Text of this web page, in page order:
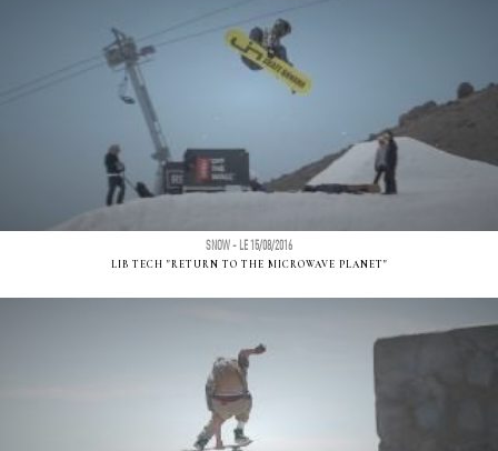
SNOW - LE 15/08/2016
LIB TECH "RETURN TO THE MICROWAVE PLANET"